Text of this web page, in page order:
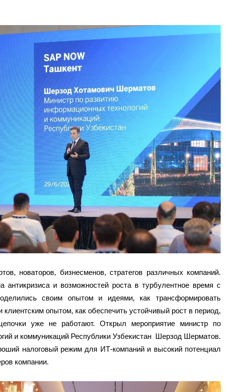
новаторов, бизнесменов, стратегов различных компаний.
и возможностей роста в турбулентное время c
своим опытом и идеями, как трансформировать
опытом, как обеспечить устойчивый рост в период,
уже не работают. Открыл мероприятие министр по
и коммуникаций Республики Узбекистан Шерзод Шерматов.
налоговый режим для ИТ-компаний и высокий потенциал
компании.